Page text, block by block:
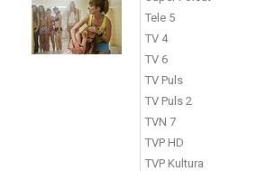
Tele 5
TV 4
TV 6
TV Puls
TV Puls 2
TVN 7
TVP HD
TVP Kultura